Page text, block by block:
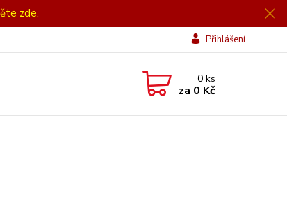
zde.
Přihlášení
0ks
za 0 Kč